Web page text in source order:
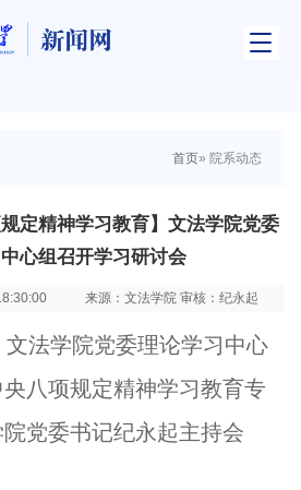
首页» 院系动态
规定精神学习教育】文法学院党委
心组召开学习研讨会
来源：文法学院 审核：纪永起
文法学院党委理论学习中心
八项规定精神学习教育专
党委书记纪永起主持会